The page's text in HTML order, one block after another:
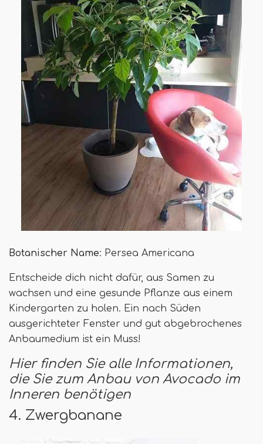
Botanischer Name: Persea Americana
Entscheide dich nicht dafür, aus Samen zu
wachsen und eine gesunde Pflanze aus einem
Kindergarten zu holen. Ein nach Süden
ausgerichteter Fenster und gut abgebrochenes
Anbaumedium ist ein Muss!
Hier finden Sie alle Informationen,
die Sie zum Anbau von Avocado im
Inneren benötigen
4. Zwergbanane